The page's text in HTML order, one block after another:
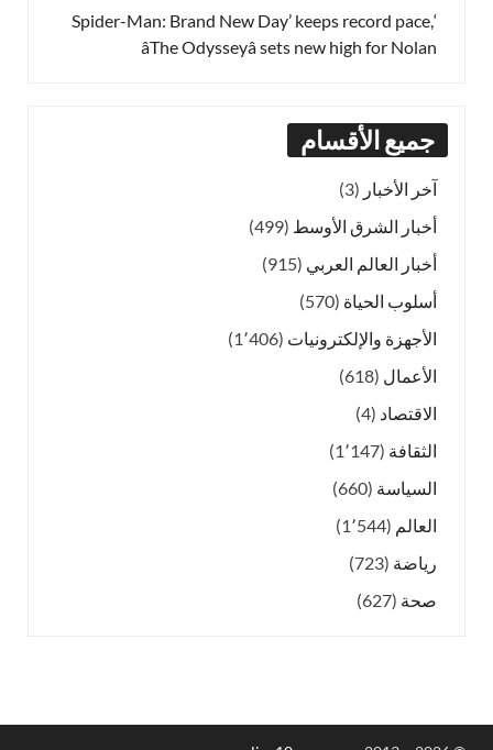
‘Spider-Man: Brand New Day’ keeps record pace,
âThe Odysseyâ sets new high for Nolan
جميع الأقسام
آخر الأخبار (3)
أخبار الشرق الأوسط (499)
أخبار العالم العربي (915)
أسلوب الحياة (570)
الأجهزة والإلكترونيات (1٬406)
الأعمال (618)
الاقتصاد (4)
الثقافة (1٬147)
السياسة (660)
العالم (1٬544)
رياضة (723)
صحة (627)